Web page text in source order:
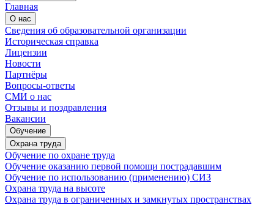
Главная
О нас
Сведения об образовательной организации
Историческая справка
Лицензии
Новости
Партнёры
Вопросы-ответы
СМИ о нас
Отзывы и поздравления
Вакансии
Обучение
Охрана труда
Обучение по охране труда
Обучение оказанию первой помощи пострадавшим
Обучение по использованию (применению) СИЗ
Охрана труда на высоте
Охрана труда в ограниченных и замкнутых пространствах